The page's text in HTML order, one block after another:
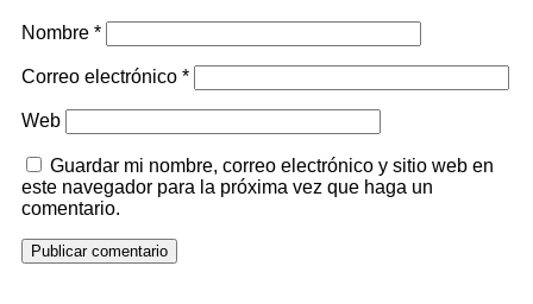
Nombre *
Correo electrónico *
Web
Guardar mi nombre, correo electrónico y sitio web en
este navegador para la próxima vez que haga un
comentario.